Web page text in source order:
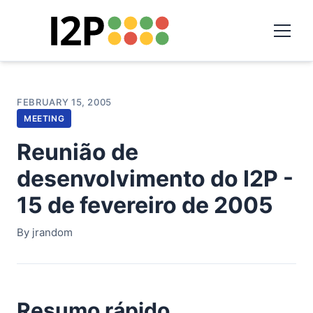
FEBRUARY 15, 2005
MEETING
Reunião de
desenvolvimento do I2P -
15 de fevereiro de 2005
By jrandom